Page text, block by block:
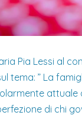
Pia Lessi al
tema: ” La
di chi